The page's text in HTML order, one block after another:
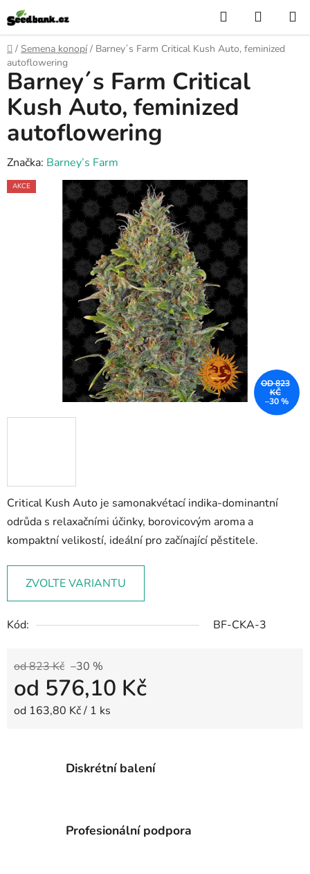
Přejít
na
obsah
Hledat
KOŠÍK
Domů
/ Semena konopí / Barney´s Farm Critical Kush Auto, feminized
autoflowering
Critical Kush Auto je samonakvétací indika-dominantní
odrůda s relaxačními účinky, borovicovým aroma a
kompaktní velikostí, ideální pro začínající pěstitele.
ZVOLTE VARIANTU
Kód: BF-CKA-3
od 823 Kč –30 %
od 576,10 Kč
Měrná cena:
od 163,80 Kč / 1 ks
Barney´s Farm Critical
Kush Auto, feminized
autoflowering
Značka: Barney’s Farm
AKCE
OD 823
KČ
–30 %
Diskrétní balení
Profesionální podpora